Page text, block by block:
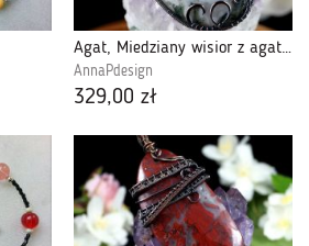
Agat, Miedziany wisior z agatem mszystym
AnnaPdesign
329,00 zł